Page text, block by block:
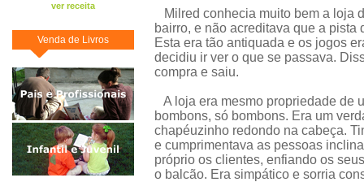
ver receita
Venda de Livros
Milred conhecia muito bem a loja
bairro, e não acreditava que a
Esta era tão antiquada e os jogos
decidiu ir ver o que se passava.
compra e saiu.
A loja era mesmo propriedade de
bombons, só bombons. Era um
chapéuzinho redondo na cabeça.
e cumprimentava as pessoas
próprio os clientes, enfiando os
o balcão. Era simpático e sorria